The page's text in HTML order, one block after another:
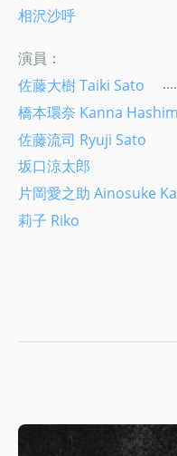
相沢沙呼
演員：
佐藤大樹 Taiki Sato
橋本環奈 Kanna
佐藤流司 Ryuji Sato
坂口涼太郎
片岡愛之助 Ainosuke
莉子 Riko